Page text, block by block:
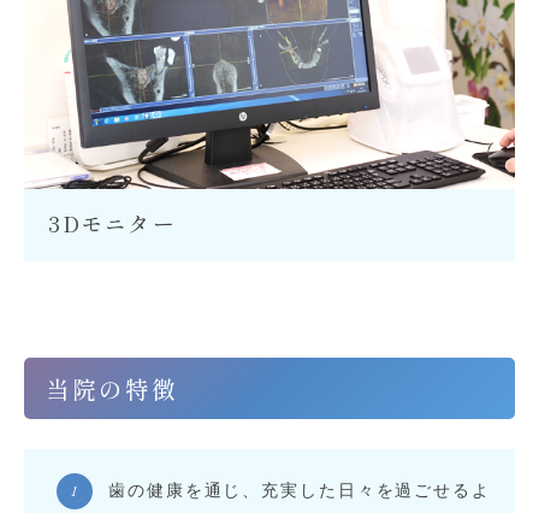
3Dモニター
当院の特徴
歯の健康を通じ、充実した日々を過ごせるよ